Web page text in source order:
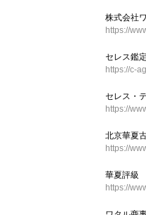
株式会社
https://
セレス鑑
https://c-
セレス・
https://
北京華夏
https://
華夏評級
https://